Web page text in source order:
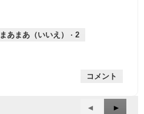
まあまあ（いいえ） · 2
コメント
前
◄
次
►